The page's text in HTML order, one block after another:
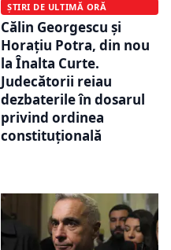
ȘTIRI DE ULTIMĂ ORĂ
Călin Georgescu și
Horațiu Potra, din nou
la Înalta Curte.
Judecătorii reiau
dezbaterile în dosarul
privind ordinea
constituțională